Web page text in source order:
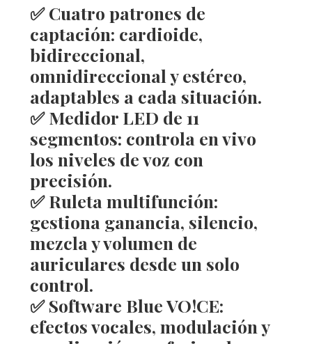
✅Cuatro patrones de
captación: cardioide,
bidireccional,
omnidireccional y estéreo,
adaptables a cada situación.
✅Medidor LED de 11
segmentos: controla en vivo
los niveles de voz con
precisión.
✅Ruleta multifunción:
gestiona ganancia, silencio,
mezcla y volumen de
auriculares desde un solo
control.
✅Software Blue VO!CE:
efectos vocales, modulación y